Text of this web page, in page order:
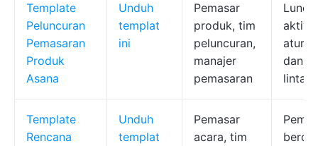
Template
Peluncuran
Pemasaran
Produk
Asana
Unduh
templat
ini
Pemasar
produk, tim
peluncuran,
manajer
pemasaran
dan
lintas
Template
Rencana
Unduh
templat
Pemasar
acara, tim